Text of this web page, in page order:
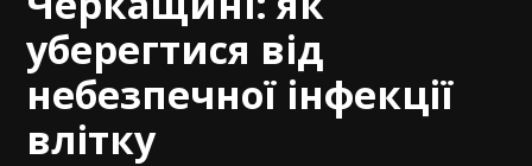
уберегтися від
небезпечної інфекції
влітку